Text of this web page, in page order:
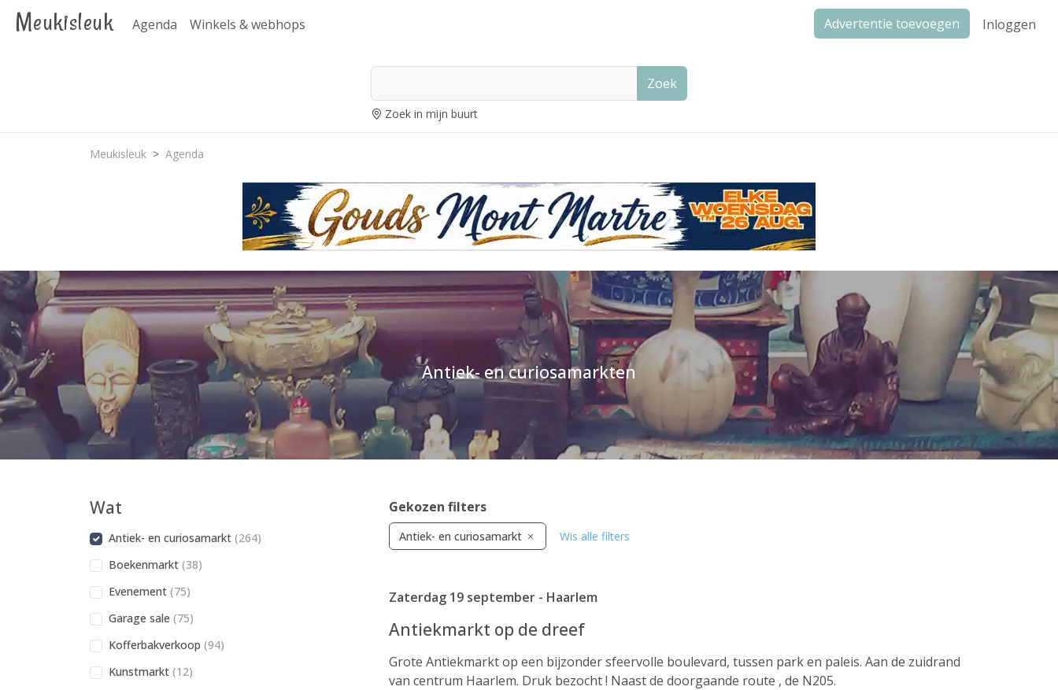
Meukisleuk Agenda Winkels & webhops Advertentie toevoegen Inloggen
Zoek
Zoek in mijn buurt
Meukisleuk Agenda
Antiek- en curiosamarkten
Wat
Antiek- en curiosamarkt (264)
Boekenmarkt (38)
Evenement (75)
Garage sale (75)
Kofferbakverkoop (94)
Kunstmarkt (12)
Gekozen filters
Antiek- en curiosamarkt Wis alle filters
Zaterdag 19 september - Haarlem
Antiekmarkt op de dreef
Grote Antiekmarkt op een bijzonder sfeervolle boulevard, tussen park en paleis. Aan de zuidrand
van centrum Haarlem. Druk bezocht ! Naast de doorgaande route , de N205.